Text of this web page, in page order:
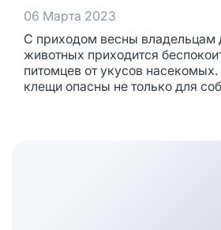
06 Марта 2023
С приходом весны владельцам
животных приходится
питомцев от укусов
клещи опасны не только для